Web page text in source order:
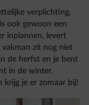
verplichting,
ook gewoon een
inplannen, levert
vakman zit nog niet
de herfst en je bent
in de winter.
krijg je er zomaar bij!